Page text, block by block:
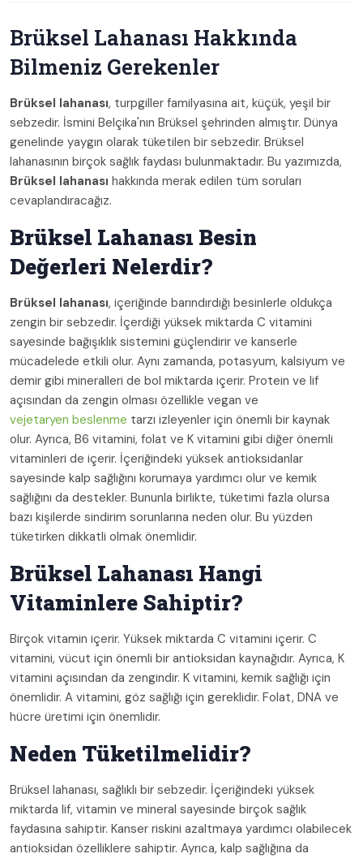
Brüksel Lahanası Hakkında
Bilmeniz Gerekenler
Brüksel lahanası, turpgiller familyasına ait, küçük, yeşil bir
sebzedir. İsmini Belçika'nın Brüksel şehrinden almıştır. Dünya
genelinde yaygın olarak tüketilen bir sebzedir. Brüksel
lahanasının birçok sağlık faydası bulunmaktadır. Bu yazımızda,
Brüksel lahanası hakkında merak edilen tüm soruları
cevaplandıracağız.
Brüksel Lahanası Besin
Değerleri Nelerdir?
Brüksel lahanası, içeriğinde barındırdığı besinlerle oldukça
zengin bir sebzedir. İçerdiği yüksek miktarda C vitamini
sayesinde bağışıklık sistemini güçlendirir ve kanserle
mücadelede etkili olur. Aynı zamanda, potasyum, kalsiyum ve
demir gibi mineralleri de bol miktarda içerir. Protein ve lif
açısından da zengin olması özellikle vegan ve
vejetaryen beslenme tarzı izleyenler için önemli bir kaynak
olur. Ayrıca, B6 vitamini, folat ve K vitamini gibi diğer önemli
vitaminleri de içerir. İçeriğindeki yüksek antioksidanlar
sayesinde kalp sağlığını korumaya yardımcı olur ve kemik
sağlığını da destekler. Bununla birlikte, tüketimi fazla olursa
bazı kişilerde sindirim sorunlarına neden olur. Bu yüzden
tüketirken dikkatli olmak önemlidir.
Brüksel Lahanası Hangi
Vitaminlere Sahiptir?
Birçok vitamin içerir. Yüksek miktarda C vitamini içerir. C
vitamini, vücut için önemli bir antioksidan kaynağıdır. Ayrıca, K
vitamini açısından da zengindir. K vitamini, kemik sağlığı için
önemlidir. A vitamini, göz sağlığı için gereklidir. Folat, DNA ve
hücre üretimi için önemlidir.
Neden Tüketilmelidir?
Brüksel lahanası, sağlıklı bir sebzedir. İçeriğindeki yüksek
miktarda lif, vitamin ve mineral sayesinde birçok sağlık
faydasına sahiptir. Kanser riskini azaltmaya yardımcı olabilecek
antioksidan özelliklere sahiptir. Ayrıca, kalp sağlığına da